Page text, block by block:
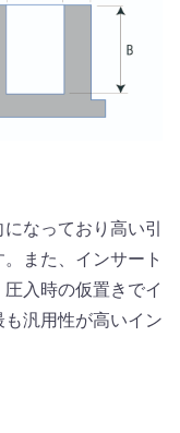
なっており高い引
また、インサート
入時の仮置きでイ
汎用性が高いイン